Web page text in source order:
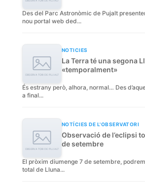
Des del Parc Astronòmic de Pujalt
nou portal web ded...
NOTICIES
La Terra té una segona
«temporalment»
És estrany però, alhora, normal… Des
a final...
NOTÍCIES DE L'OBSERVATORI
Observació de l’eclipsi
de setembre
El pròxim diumenge 7 de setembre,
total de Lluna...